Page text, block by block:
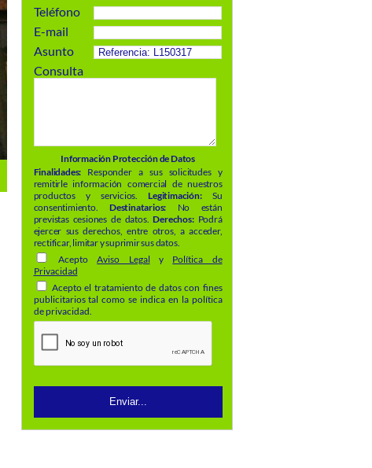
Teléfono
E-mail
Asunto
Consulta
Información Protección de Datos
Finalidades: Responder a sus solicitudes y
remitirle información comercial de nuestros
productos y servicios.Legitimación:Su
consentimiento. Destinatarios: No están
previstas cesiones de datos.Derechos:Podrá
ejercer sus derechos, entre otros, a acceder,
rectificar, limitar y suprimir sus datos.
AceptoAviso Legal y Política de
Privacidad
Acepto el tratamiento de datos con fines
publicitarios tal como se indica en la política
de privacidad.